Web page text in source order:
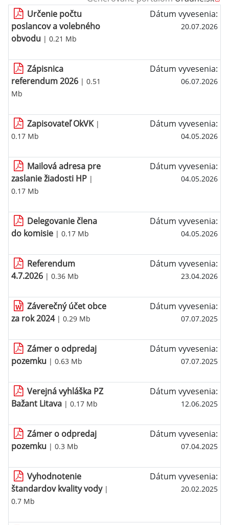
Určenie počtu
poslancov a volebného
obvodu | 0.21 Mb
Dátum vyvesenia:
20.07.2026
Zápisnica
referendum 2026 | 0.51
Mb
Dátum vyvesenia:
06.07.2026
Zapisovateľ OkVK|
0.17 Mb
Dátum vyvesenia:
04.05.2026
Mailová adresa pre
zaslanie žiadosti HP |
0.17 Mb
Dátum vyvesenia:
04.05.2026
Delegovanie člena
do komisie | 0.17 Mb
Dátum vyvesenia:
04.05.2026
Referendum
4.7.2026 | 0.36 Mb
Dátum vyvesenia:
23.04.2026
Záverečný účet obce
za rok 2024| 0.29 Mb
Dátum vyvesenia:
07.07.2025
Zámer o odpredaj
pozemku | 0.63 Mb
Dátum vyvesenia:
07.07.2025
Verejná vyhláška PZ
Bažant Litava | 0.17 Mb
Dátum vyvesenia:
12.06.2025
Zámer o odpredaj
pozemku | 0.3 Mb
Dátum vyvesenia:
07.04.2025
Vyhodnotenie
štandardov kvality vody|
0.7 Mb
Dátum vyvesenia:
20.02.2025